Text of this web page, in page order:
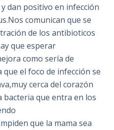
dan positivo en infección
comunican que se
de los antibioticos
que esperar
como sería de
el foco de infección se
cerca del corazón
bacteria que entra en los
que la mama sea